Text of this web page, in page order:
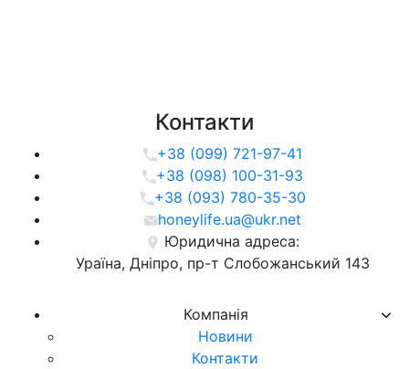
Компанія
Новини
Контакти
Контакти
+38 (099) 721-97-41
+38 (098) 100-31-93
+38 (093) 780-35-30
honeylife.ua@ukr.net
Юридична адреса:
Ураїна, Дніпро, пр-т Слобожанський 143